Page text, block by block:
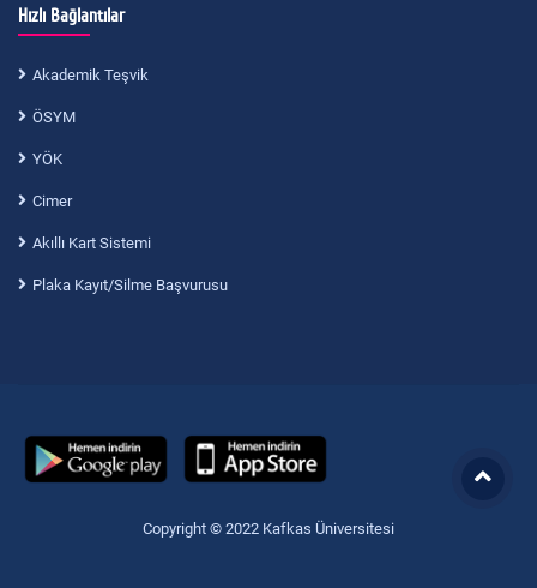
Hızlı Bağlantılar
Akademik Teşvik
ÖSYM
YÖK
Cimer
Akıllı Kart Sistemi
Plaka Kayıt/Silme Başvurusu
Copyright © 2022 Kafkas Üniversitesi